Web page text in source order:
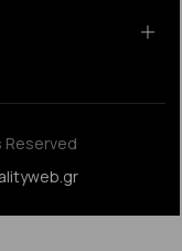
Reserved